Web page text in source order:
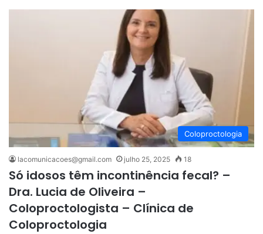
Coloproctologia
lacomunicacoes@gmail.com julho 25, 2025 18
Só idosos têm incontinência fecal? –
Dra. Lucia de Oliveira –
Coloproctologista – Clínica de
Coloproctologia